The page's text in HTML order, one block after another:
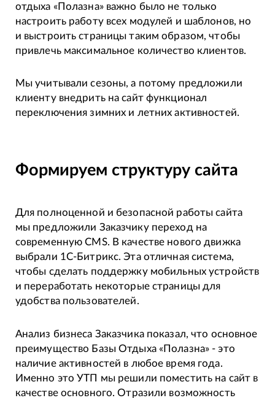
отдыха «Полазна» важно было не только
настроить работу всех модулей и шаблонов, но
и выстроить страницы таким образом, чтобы
привлечь максимальное количество клиентов.
Мы учитывали сезоны, а потому предложили
клиенту внедрить на сайт функционал
переключения зимних и летних активностей.
Формируем структуру сайта
Для полноценной и безопасной работы сайта
мы предложили Заказчику переход на
современную CMS. В качестве нового движка
выбрали 1С-Битрикс. Эта отличная система,
чтобы сделать поддержку мобильных устройств
и переработать некоторые страницы для
удобства пользователей.
Анализ бизнеса Заказчика показал, что основное
преимущество Базы Отдыха «Полазна» - это
наличие активностей в любое время года.
Именно это УТП мы решили поместить на сайт в
качестве основного. Отразили возможность